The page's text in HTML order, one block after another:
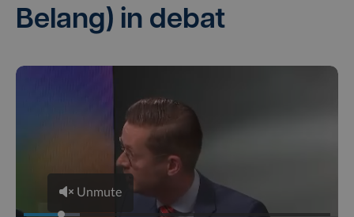
Belang) in debat